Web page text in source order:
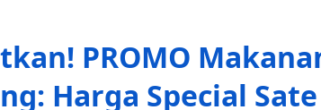
PROMO
Harga Special